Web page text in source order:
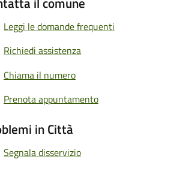
Leggi le domande frequenti
Richiedi assistenza
Chiama il numero
Prenota appuntamento
in Città
Segnala disservizio